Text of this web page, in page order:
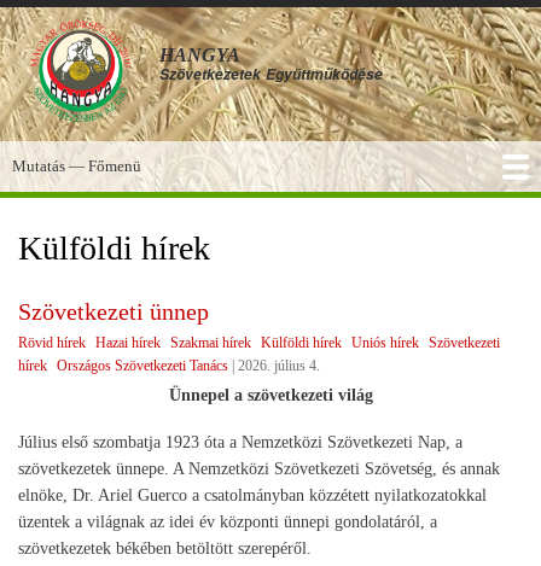
Ugrás
a
tartalomra
HANGYA
Szövetkezetek Együttműködése
Főmenü
Mutatás — Főmenü
Külföldi hírek
Szövetkezeti ünnep
Rövid hírek Hazai hírek Szakmai hírek Külföldi hírek Uniós hírek Szövetkezeti
hírek Országos Szövetkezeti Tanács 2026. július 4.
Ünnepel a szövetkezeti világ
Július első szombatja 1923 óta a Nemzetközi Szövetkezeti Nap, a
szövetkezetek ünnepe. A Nemzetközi Szövetkezeti Szövetség, és annak
elnöke, Dr. Ariel Guerco a csatolmányban közzétett nyilatkozatokkal
üzentek a világnak az idei év központi ünnepi gondolatáról, a
szövetkezetek békében betöltött szerepéről.